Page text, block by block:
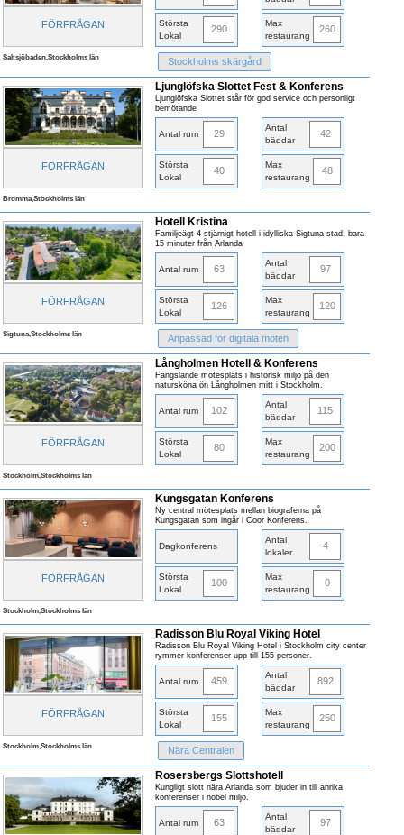
FÖRFRÅGAN
Största
Lokal
290
Max
restaurang
260
Saltsjöbaden,Stockholms län Stockholms skärgård
FÖRFRÅGAN
Ljunglöfska Slottet Fest & Konferens
Ljunglöfska Slottet står för god service och personligt
bemötande
Antal rum 29
Antal
bäddar
42
Största
Lokal
40
Max
restaurang
48
Bromma,Stockholms län
FÖRFRÅGAN
Hotell Kristina
Familjeägt 4-stjärnigt hotell i idylliska Sigtuna stad, bara
15 minuter från Arlanda
Antal rum 63
Antal
bäddar
97
Största
Lokal
126
Max
restaurang
120
Sigtuna,Stockholms län Anpassad för digitala möten
FÖRFRÅGAN
Långholmen Hotell & Konferens
Fängslande mötesplats i historisk miljö på den
natursköna ön Långholmen mitt i Stockholm.
Antal rum 102
Antal
bäddar
115
Största
Lokal
80
Max
restaurang
200
Stockholm,Stockholms län
FÖRFRÅGAN
Kungsgatan Konferens
Ny central mötesplats mellan biograferna på
Kungsgatan som ingår i Coor Konferens.
Dagkonferens
Antal
lokaler
4
Största
Lokal
100
Max
restaurang
0
Stockholm,Stockholms län
FÖRFRÅGAN
Radisson Blu Royal Viking Hotel
Radisson Blu Royal Viking Hotel i Stockholm city center
rymmer konferenser upp till 155 personer.
Antal rum 459
Antal
bäddar
892
Största
Lokal
155
Max
restaurang
250
Stockholm,Stockholms län Nära Centralen
Rosersbergs Slottshotell
Kungligt slott nära Arlanda som bjuder in till anrika
konferenser i nobel miljö.
Antal rum 63
Antal
bäddar
97